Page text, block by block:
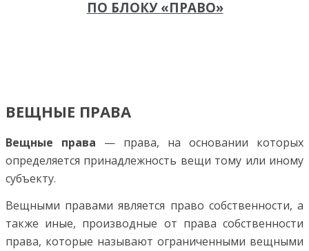
ПО БЛОКУ «ПРАВО»
ВЕЩНЫЕ ПРАВА
Вещные права — права, на основании которых
опре­деляется принадлежность вещи тому или иному
субъекту.
Вещными правами является право собственности, а
также иные, производные от права собственности
права, которые называют ограниченными вещными